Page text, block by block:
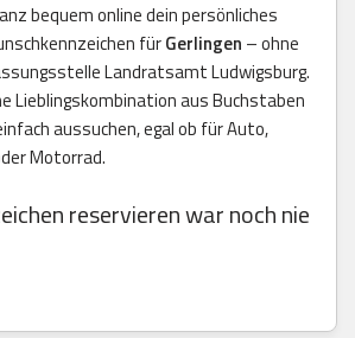
bequem online dein persönliches
fürGerlingen – ohne
Landratsamt Ludwigsburg.
Lieblingskombination aus Buchstaben
aussuchen, egal ob für Auto,
Motorrad.
reservieren war noch nie